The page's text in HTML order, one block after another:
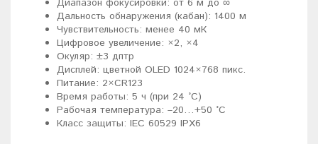
Диапазон фокусировки: от 6 м до ∞
Дальность обнаружения (кабан): 1400 м
Чувствительность: менее 40 мК
Цифровое увеличение: ×2, ×4
Окуляр: ±3 дптр
Дисплей: цветной OLED 1024×768 пикс.
Питание: 2×CR123
Время работы: 5 ч (при 24 °С)
Рабочая температура: –20…+50 °C
Класс защиты: IEC 60529 IPX6